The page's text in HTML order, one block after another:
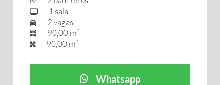
1 sala
2 vagas
90,00 m²
90,00 m²
Whatsapp